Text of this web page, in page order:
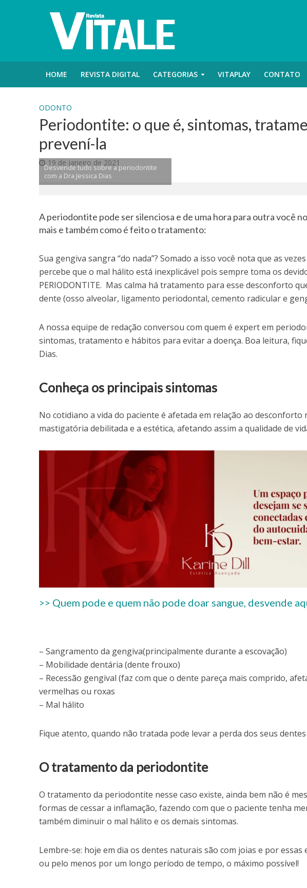
HOME REVISTA DIGITAL CATEGORIAS VITAPLAY CONTATO
ODONTO
Periodontite: o que é, sintomas,
prevení-la
19 de janeiro de 2021
Desvende tudo sobre a periodontite
com a Dra Jessica Dias
A periodontite pode ser silenciosa e de uma hora para outra você
mais e também como é feito o tratamento:
Sua gengiva sangra “do nada”? Somado a isso você nota que as
percebe que o mal hálito está inexplicável pois sempre toma os
PERIODONTITE. Mas calma há tratamento para esse desconforto
dente (osso alveolar, ligamento periodontal, cemento radicular e
A nossa equipe de redação conversou com quem é expert em
sintomas, tratamento e hábitos para evitar a doença. Boa leitura,
Dias.
Conheça os principais sintomas
No cotidiano a vida do paciente é afetada em relação ao
mastigatória debilitada e a estética, afetando assim a qualidade de
>> Quem pode e quem não pode doar sangue, desvende
– Sangramento da gengiva(principalmente durante a escovação)
– Mobilidade dentária (dente frouxo)
– Recessão gengival (faz com que o dente pareça mais comprido,
vermelhas ou roxas
– Mal hálito
Fique atento, quando não tratada pode levar a perda dos seus dentes
O tratamento da periodontite
O tratamento da periodontite nesse caso existe, ainda bem não é
formas de cessar a inflamação, fazendo com que o paciente tenha
também diminuir o mal hálito e os demais sintomas.
Lembre-se: hoje em dia os dentes naturais são com joias e por
ou pelo menos por um longo período de tempo, o máximo possível!